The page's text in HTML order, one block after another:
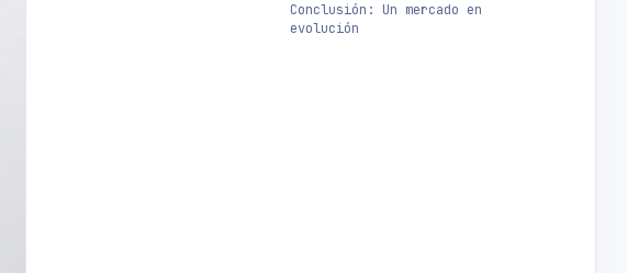
Conclusión: Un mercado en
evolución